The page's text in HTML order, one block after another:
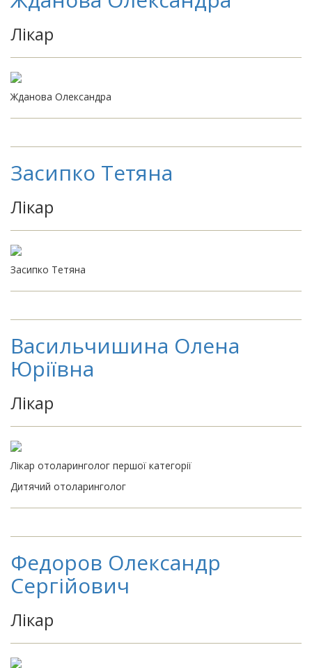
Лікар
Жданова Олександра
Засипко Тетяна
Лікар
Засипко Тетяна
Васильчишина Олена
Юріївна
Лікар
Лікар отоларинголог першої категорії
Дитячий отоларинголог
Федоров Олександр
Сергійович
Лікар